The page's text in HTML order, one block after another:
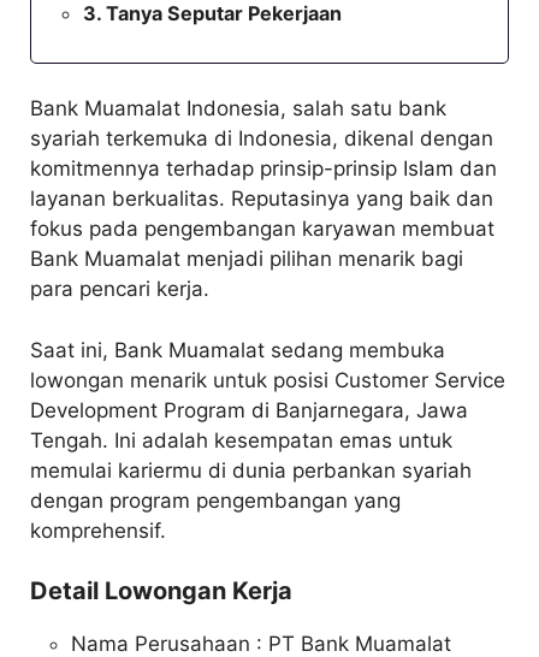
Tanya Seputar Pekerjaan
Bank Muamalat Indonesia, salah satu bank
syariah terkemuka di Indonesia, dikenal dengan
komitmennya terhadap prinsip-prinsip Islam dan
layanan berkualitas. Reputasinya yang baik dan
fokus pada pengembangan karyawan membuat
Bank Muamalat menjadi pilihan menarik bagi
para pencari kerja.
Saat ini, Bank Muamalat sedang membuka
lowongan menarik untuk posisi Customer Service
Development Program di Banjarnegara, Jawa
Tengah. Ini adalah kesempatan emas untuk
memulai kariermu di dunia perbankan syariah
dengan program pengembangan yang
komprehensif.
Detail Lowongan Kerja
Nama Perusahaan : PT Bank Muamalat